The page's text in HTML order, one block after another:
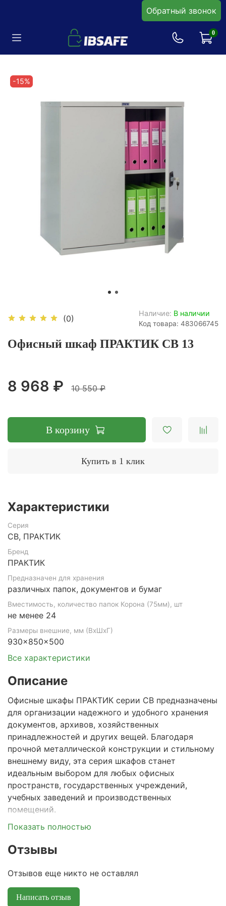
Обратный звонок
0
-15%
(0)
Наличие: В наличии
Код товара: 483066745
Офисный шкаф ПРАКТИК CB 13
8 968 ₽ 10 550 ₽
В корзину
Купить в 1 клик
Характеристики
Серия
CB, ПРАКТИК
Бренд
ПРАКТИК
Предназначен для хранения
различных папок, документов и бумаг
Вместимость, количество папок Корона (75мм), шт
не менее 24
Размеры внешние, мм (ВхШхГ)
930x850x500
Все характеристики
Описание
Офисные шкафы ПРАКТИК серии CB предназначены
для организации надежного и удобного хранения
документов, архивов, хозяйственных
принадлежностей и других вещей. Благодаря
прочной металлической конструкции и стильному
внешнему виду, эта серия шкафов станет
идеальным выбором для любых офисных
пространств, государственных учреждений,
учебных заведений и производственных
помещений.
·
Долговечный металлический корпус:
покрыт порошковой окраской, которая
Изделия соответствуют требованиям ГОСТ
16371-2014, Р 56513-2015.
Показать полностью
Отзывы
Отзывов еще никто не оставлял
Написать отзыв